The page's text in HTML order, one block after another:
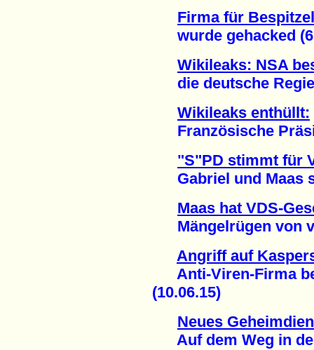
Firma für
wurde gehacked
Wikileaks: NSA
die deutsche
Wikileaks enthüllt:
Französische
"S"PD stimmt für
Gabriel und Maas
Maas hat VDS-
Mängelrügen von
Angriff auf
Anti-Viren-Firma
(10.06.15)
Neues
Auf dem Weg in